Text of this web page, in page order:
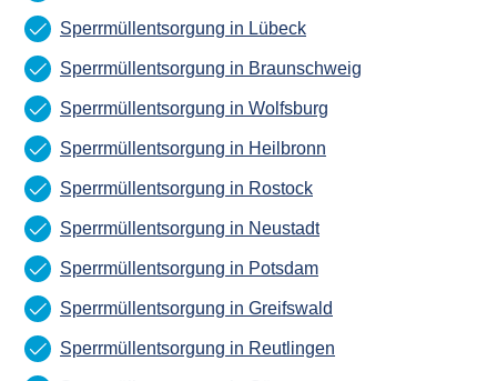
Sperrmüllentsorgung in Lübeck
Sperrmüllentsorgung in Braunschweig
Sperrmüllentsorgung in Wolfsburg
Sperrmüllentsorgung in Heilbronn
Sperrmüllentsorgung in Rostock
Sperrmüllentsorgung in Neustadt
Sperrmüllentsorgung in Potsdam
Sperrmüllentsorgung in Greifswald
Sperrmüllentsorgung in Reutlingen